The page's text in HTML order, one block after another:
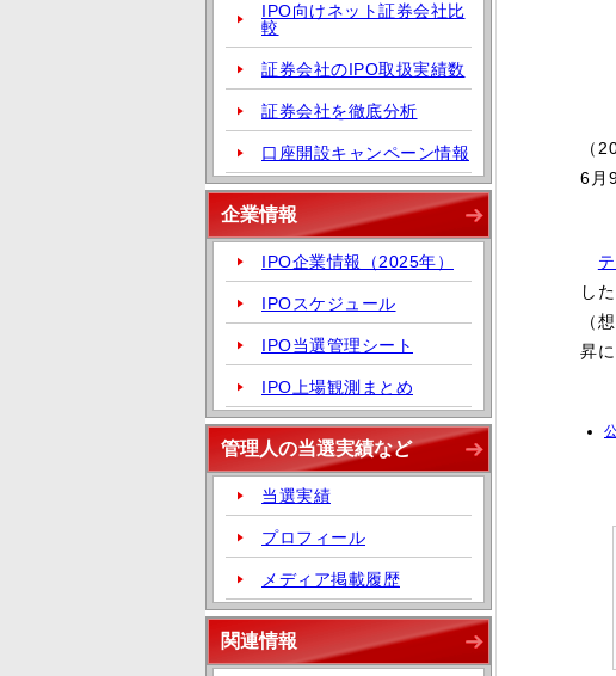
IPO向けネット証券会社比
較
証券会社のIPO取扱実績数
証券会社を徹底分析
口座開設キャンペーン情報
企業情報
IPO企業情報（2025年）
IPOスケジュール
IPO当選管理シート
IPO上場観測まとめ
管理人の当選実績など
当選実績
プロフィール
メディア掲載履歴
関連情報
（
6月
し
（
昇